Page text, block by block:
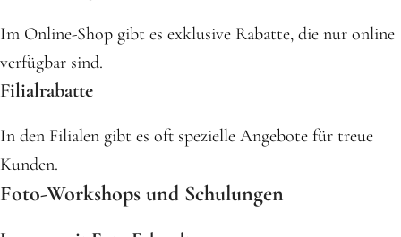
Im Online-Shop gibt es exklusive Rabatte, die nur online
verfügbar sind.
Filialrabatte
In den Filialen gibt es oft spezielle Angebote für treue
Kunden.
Foto-Workshops und Schulungen